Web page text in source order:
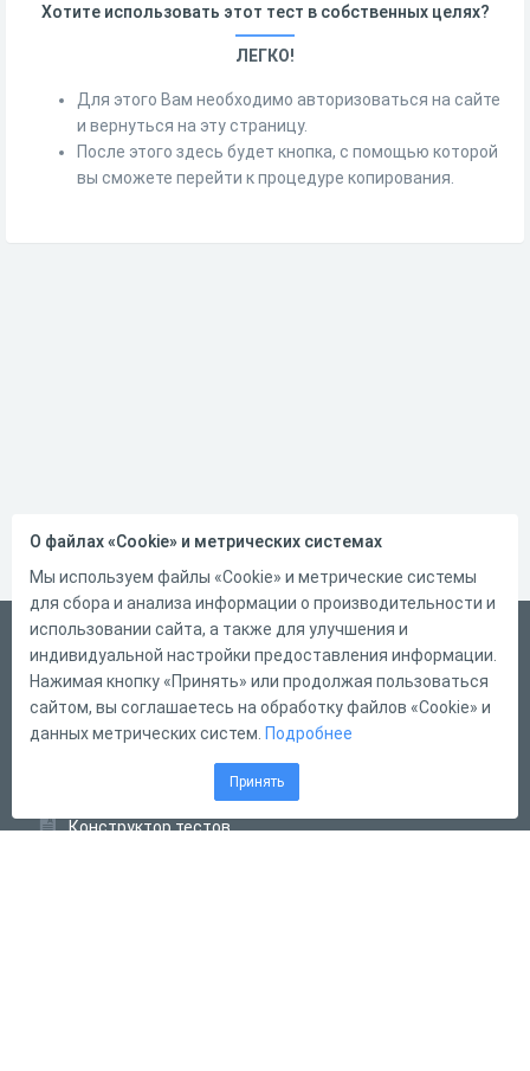
Хотите использовать этот тест в собственных целях?
ЛЕГКО!
Для этого Вам необходимо авторизоваться на сайте
и вернуться на эту страницу.
После этого здесь будет кнопка, с помощью которой
вы сможете перейти к процедуре копирования.
Русский
Справка
Форма обратной связи
Конструктор тестов
О файлах «Cookie» и метрических системах
Мы используем файлы «Cookie» и метрические системы
для сбора и анализа информации о производительности и
использовании сайта, а также для улучшения и
индивидуальной настройки предоставления информации.
Нажимая кнопку «Принять» или продолжая пользоваться
сайтом, вы соглашаетесь на обработку файлов «Cookie» и
данных метрических систем. Подробнее
Принять